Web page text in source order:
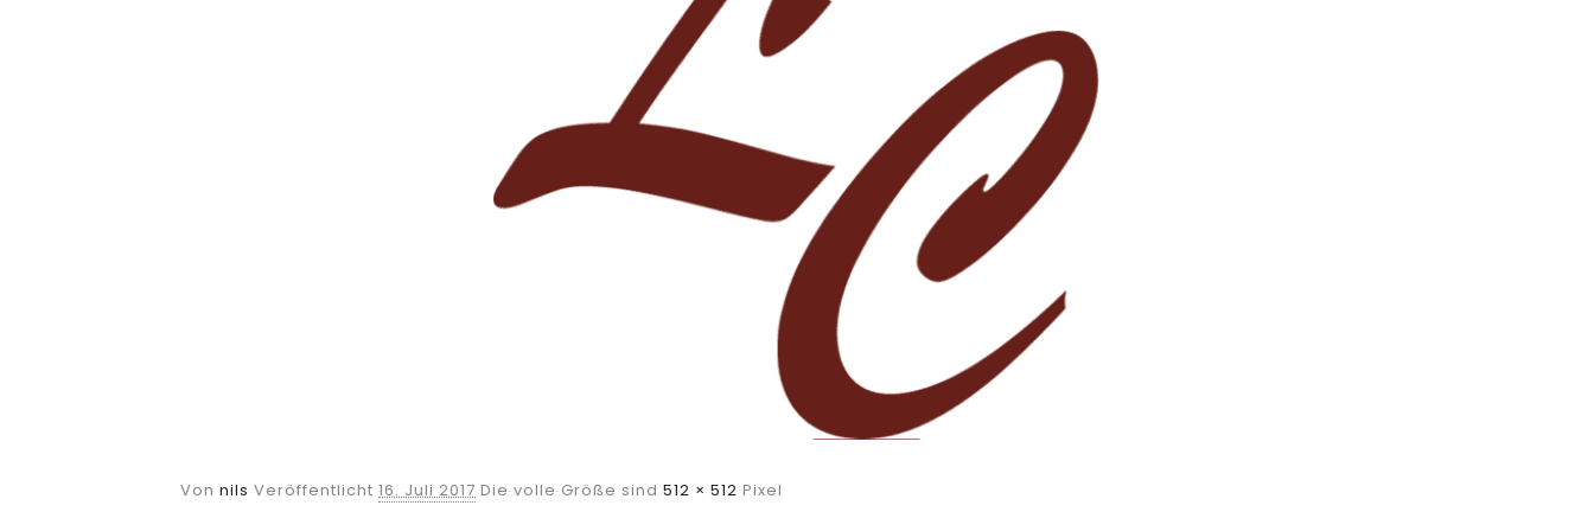
Von nils Veröffentlicht 16. Juli 2017 Die volle Größe sind 512 × 512 Pixel